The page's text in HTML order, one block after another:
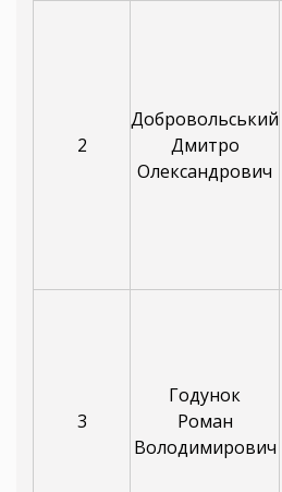
2
Добровольський
Дмитро
Олександрович
3
Годунок
Роман
Володимирович